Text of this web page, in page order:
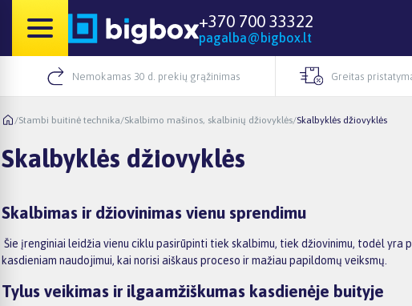
+370 700 33322
pagalba@bigbox.lt
Nemokamas 30 d. prekių grąžinimas Greitas
/Stambi buitinė technika/Skalbimo mašinos, skalbinių džiovyklės/Skalbyklės džiovyklės
Skalbyklės džiovyklės
Skalbimas ir džiovinimas vienu sprendimu
Šie įrenginiai leidžia vienu ciklu pasirūpinti tiek skalbimu, tiek džiovinimu, todėl
kasdieniam naudojimui, kai norisi aiškaus proceso ir mažiau papildomų veiksmų.
Tylus veikimas ir ilgaamžiškumas kasdienėje buityje